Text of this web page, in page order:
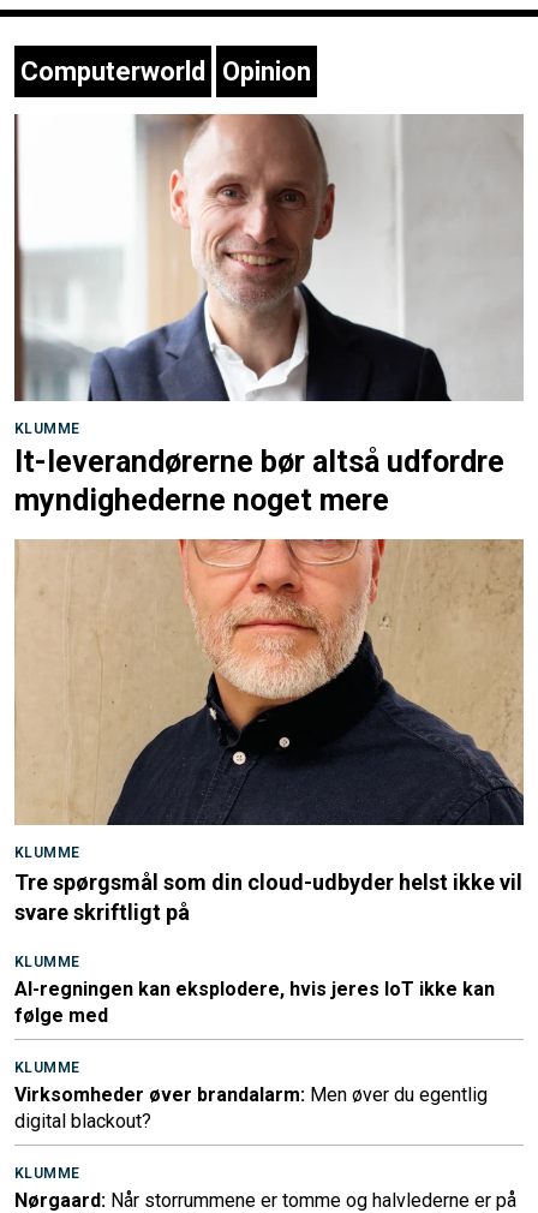
Computerworld Opinion
KLUMME
It-leverandørerne bør altså udfordre
myndighederne noget mere
KLUMME
Tre spørgsmål som din cloud-udbyder helst ikke vil
svare skriftligt på
KLUMME
AI-regningen kan eksplodere, hvis jeres IoT ikke kan
følge med
KLUMME
Virksomheder øver brandalarm: Men øver du egentlig
digital blackout?
KLUMME
Nørgaard: Når storrummene er tomme og halvlederne er på